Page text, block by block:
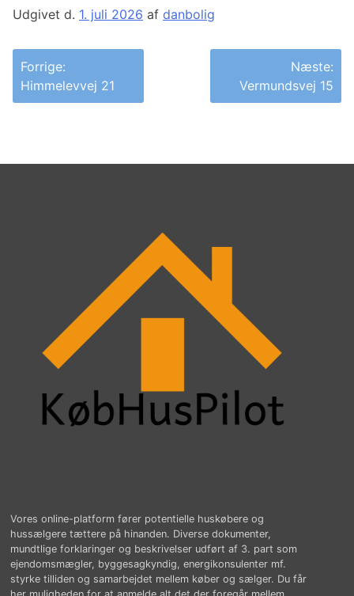
Udgivet d. 1. juli 2026 af danbolig
Indlægsnavigation
Forrige:
Himmelevvej 21
Næste:
Vermundsvej 15
Vores online-platform fører potentielle huskøbere og
hussælgere tættere på hinanden. Diverse dokumenter,
mundtlige forklaringer og beskrivelser udført af 3. part som
ejendomsmægler, byggesagkyndig, energikonsulenter mf.
styrke tilliden og samarbejdet mellem køber og sælger. Du får